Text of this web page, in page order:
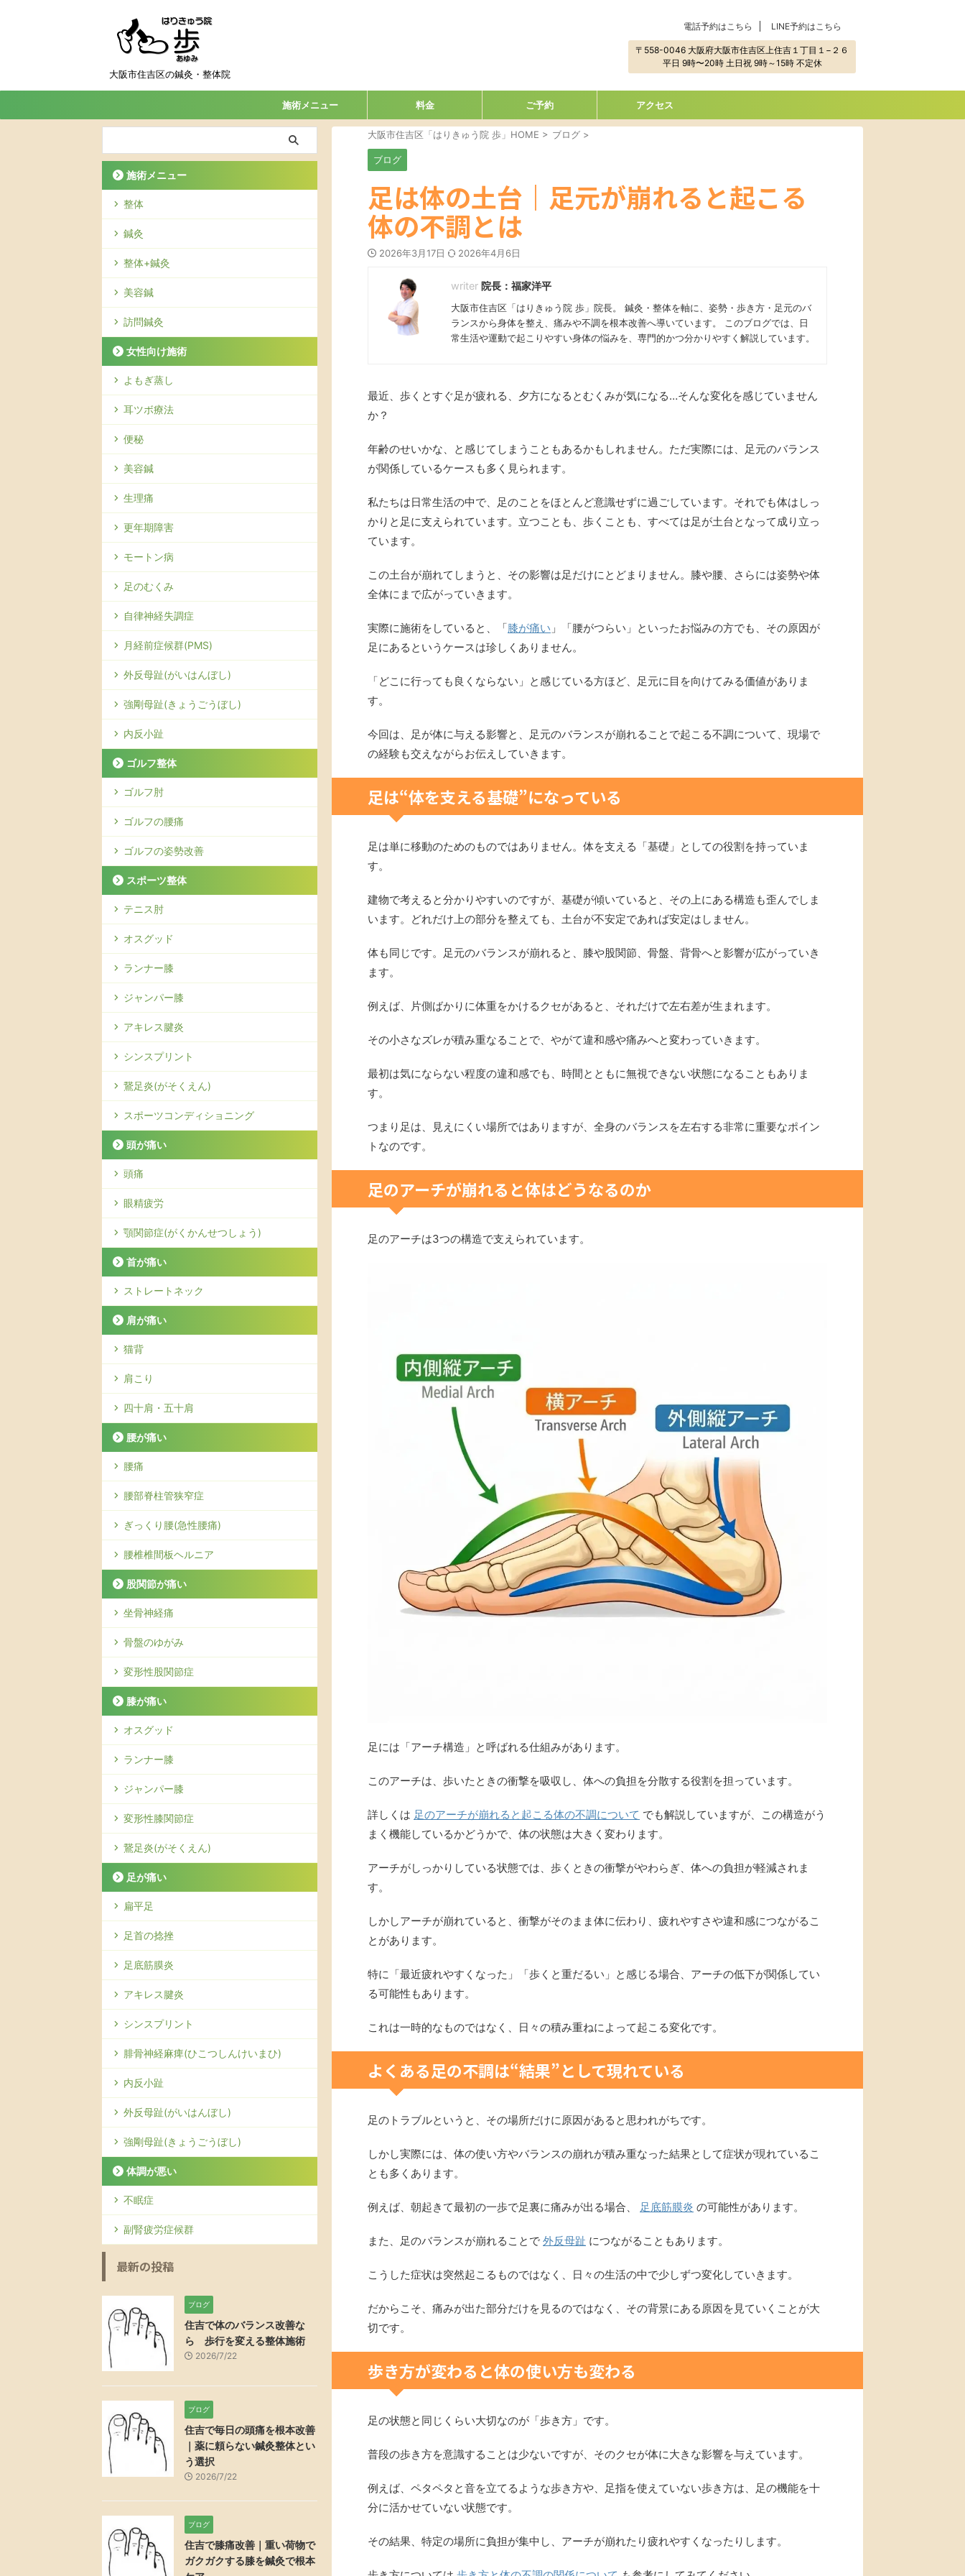
大阪市住吉区の鍼灸・整体院
電話予約はこちら LINE予約はこちら
〒558-0046 大阪府大阪市住吉区上住吉１丁目１−２６
平日 9時〜20時 土日祝 9時～15時 不定休
施術メニュー 料金 ご予約 アクセス
大阪市住吉区「はりきゅう院 歩」HOME > ブログ >
ブログ
足は体の土台｜足元が崩れると起こる
体の不調とは
2026年3月17日 2026年4月6日
院長：福家洋平
大阪市住吉区「はりきゅう院 歩」院長。 鍼灸・整体を軸に、姿勢・歩き方・足元のバ
ランスから身体を整え、痛みや不調を根本改善へ導いています。 このブログでは、日
常生活や運動で起こりやすい身体の悩みを、専門的かつ分かりやすく解説しています。
最近、歩くとすぐ足が疲れる、夕方になるとむくみが気になる…そんな変化を感じていません
か？
年齢のせいかな、と感じてしまうこともあるかもしれません。ただ実際には、足元のバランス
が関係しているケースも多く見られます。
私たちは日常生活の中で、足のことをほとんど意識せずに過ごしています。それでも体はしっ
かりと足に支えられています。立つことも、歩くことも、すべては足が土台となって成り立っ
ています。
この土台が崩れてしまうと、その影響は足だけにとどまりません。膝や腰、さらには姿勢や体
全体にまで広がっていきます。
実際に施術をしていると、「膝が痛い 」「腰がつらい」といったお悩みの方でも、その原因が
足にあるというケースは珍しくありません。
「どこに行っても良くならない」と感じている方ほど、足元に目を向けてみる価値がありま
す。
今回は、足が体に与える影響と、足元のバランスが崩れることで起こる不調について、現場で
の経験も交えながらお伝えしていきます。
足は“体を支える基礎”になっている
足は単に移動のためのものではありません。体を支える「基礎」としての役割を持っていま
す。
建物で考えると分かりやすいのですが、基礎が傾いていると、その上にある構造も歪んでしま
います。どれだけ上の部分を整えても、土台が不安定であれば安定はしません。
体も同じです。足元のバランスが崩れると、膝や股関節、骨盤、背骨へと影響が広がっていき
ます。
例えば、片側ばかりに体重をかけるクセがあると、それだけで左右差が生まれます。
その小さなズレが積み重なることで、やがて違和感や痛みへと変わっていきます。
最初は気にならない程度の違和感でも、時間とともに無視できない状態になることもありま
す。
つまり足は、見えにくい場所ではありますが、全身のバランスを左右する非常に重要なポイン
トなのです。
足のアーチが崩れると体はどうなるのか
足のアーチは3つの構造で支えられています。
足には「アーチ構造」と呼ばれる仕組みがあります。
このアーチは、歩いたときの衝撃を吸収し、体への負担を分散する役割を担っています。
詳しくは 足のアーチが崩れると起こる体の不調について でも解説していますが、この構造がう
まく機能しているかどうかで、体の状態は大きく変わります。
アーチがしっかりしている状態では、歩くときの衝撃がやわらぎ、体への負担が軽減されま
す。
しかしアーチが崩れていると、衝撃がそのまま体に伝わり、疲れやすさや違和感につながるこ
とがあります。
特に「最近疲れやすくなった」「歩くと重だるい」と感じる場合、アーチの低下が関係してい
る可能性もあります。
これは一時的なものではなく、日々の積み重ねによって起こる変化です。
よくある足の不調は“結果”として現れている
足のトラブルというと、その場所だけに原因があると思われがちです。
しかし実際には、体の使い方やバランスの崩れが積み重なった結果として症状が現れているこ
とも多くあります。
例えば、朝起きて最初の一歩で足裏に痛みが出る場合、 足底筋膜炎 の可能性があります。
また、足のバランスが崩れることで 外反母趾 につながることもあります。
こうした症状は突然起こるものではなく、日々の生活の中で少しずつ変化していきます。
だからこそ、痛みが出た部分だけを見るのではなく、その背景にある原因を見ていくことが大
切です。
歩き方が変わると体の使い方も変わる
足の状態と同じくらい大切なのが「歩き方」です。
普段の歩き方を意識することは少ないですが、そのクセが体に大きな影響を与えています。
例えば、ペタペタと音を立てるような歩き方や、足指を使えていない歩き方は、足の機能を十
分に活かせていない状態です。
その結果、特定の場所に負担が集中し、アーチが崩れたり疲れやすくなったりします。
施術メニュー
整体
鍼灸
整体+鍼灸
美容鍼
訪問鍼灸
女性向け施術
よもぎ蒸し
耳ツボ療法
便秘
美容鍼
生理痛
更年期障害
モートン病
足のむくみ
自律神経失調症
月経前症候群(PMS)
外反母趾(がいはんぼし)
強剛母趾(きょうごうぼし)
内反小趾
ゴルフ整体
ゴルフ肘
ゴルフの腰痛
ゴルフの姿勢改善
スポーツ整体
テニス肘
オスグッド
ランナー膝
ジャンパー膝
アキレス腱炎
シンスプリント
鵞足炎(がそくえん)
スポーツコンディショニング
頭が痛い
頭痛
眼精疲労
顎関節症(がくかんせつしょう)
首が痛い
ストレートネック
肩が痛い
猫背
肩こり
四十肩・五十肩
腰が痛い
腰痛
腰部脊柱管狭窄症
ぎっくり腰(急性腰痛)
腰椎椎間板ヘルニア
股関節が痛い
坐骨神経痛
骨盤のゆがみ
変形性股関節症
膝が痛い
オスグッド
ランナー膝
ジャンパー膝
変形性膝関節症
鵞足炎(がそくえん)
足が痛い
扁平足
足首の捻挫
足底筋膜炎
アキレス腱炎
シンスプリント
腓骨神経麻痺(ひこつしんけいまひ)
内反小趾
外反母趾(がいはんぼし)
強剛母趾(きょうごうぼし)
体調が悪い
不眠症
副腎疲労症候群
最新の投稿
ブログ
住吉で体のバランス改善な
ら 歩行を変える整体施術
2026/7/22
ブログ
住吉で毎日の頭痛を根本改善
｜薬に頼らない鍼灸整体とい
う選択
2026/7/22
ブログ
住吉で膝痛改善｜重い荷物で
ガクガクする膝を鍼灸で根本